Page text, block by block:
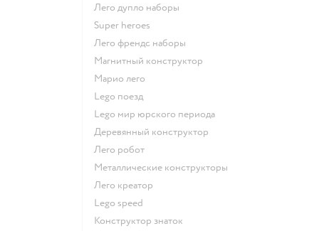
Лего дупло наборы
Super heroes
Лего френдс наборы
Магнитный конструктор
Марио лего
Lego поезд
Lego мир юрского периода
Деревянный конструктор
Лего робот
Металлические конструкторы
Лего креатор
Lego speed
Конструктор знаток